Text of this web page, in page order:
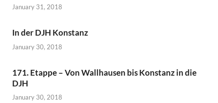
January 31, 2018
In der DJH Konstanz
January 30, 2018
171. Etappe – Von Wallhausen bis Konstanz in die
DJH
January 30, 2018